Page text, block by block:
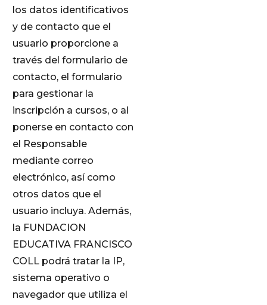
los datos identificativos
y de contacto que el
usuario proporcione a
través del formulario de
contacto, el formulario
para gestionar la
inscripción a cursos, o al
ponerse en contacto con
el Responsable
mediante correo
electrónico, así como
otros datos que el
usuario incluya. Además,
la FUNDACION
EDUCATIVA FRANCISCO
COLL podrá tratar la IP,
sistema operativo o
navegador que utiliza el